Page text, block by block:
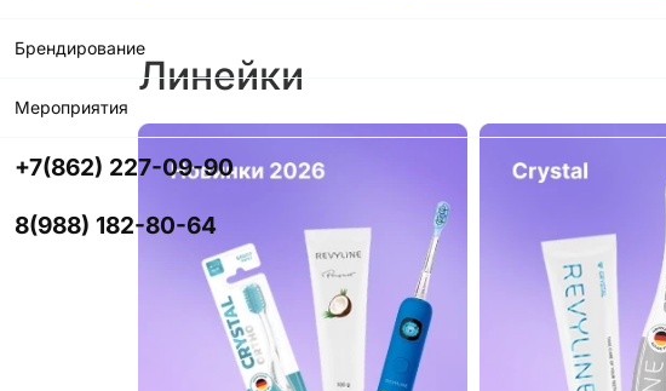
Брендирование
Мероприятия
+7(862) 227-09-90
8(988) 182-80-64
Линейки